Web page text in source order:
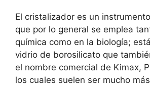
El cristalizador es un
que por lo general se emplea
química como en la biología;
vidrio de borosilicato que
el nombre comercial de Kimax,
los cuales suelen ser mucho